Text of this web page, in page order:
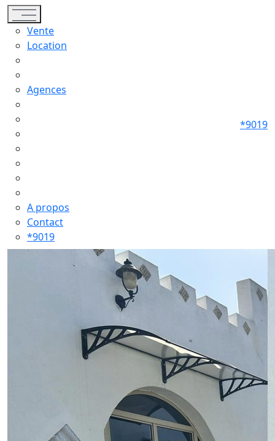
Toggle navigation
Vente
Location
Agences
A propos
Contact
*9019
*9019